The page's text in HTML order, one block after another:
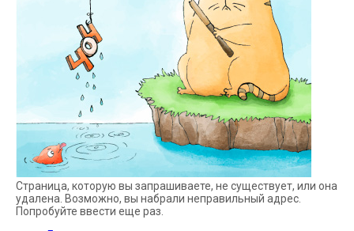
Страница, которую вы запрашиваете, не существует, или она
удалена. Возможно, вы набрали неправильный адрес.
Попробуйте ввести еще раз.